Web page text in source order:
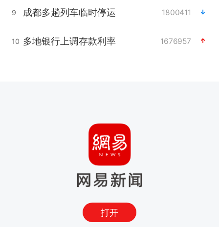
9 成都多趟列车临时停运 1800411
10 多地银行上调存款利率 1676957
打开